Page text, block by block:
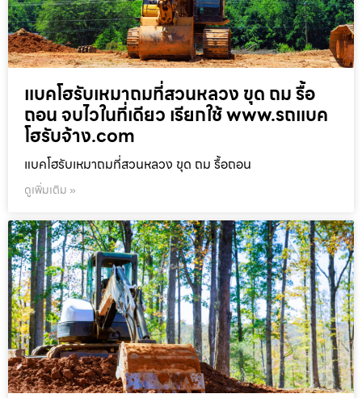
แบคโฮรับเหมาถมที่สวนหลวง ขุด ถม รื้อ
ถอน จบไวในที่เดียว เรียกใช้ www.รถแบค
โฮรับจ้าง.com
แบคโฮรับเหมาถมที่สวนหลวง ขุด ถม รื้อถอน
ดูเพิ่มเติม »